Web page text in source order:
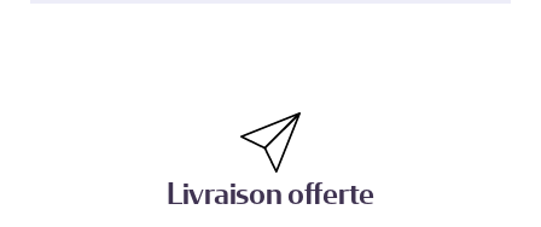
Livraison offerte